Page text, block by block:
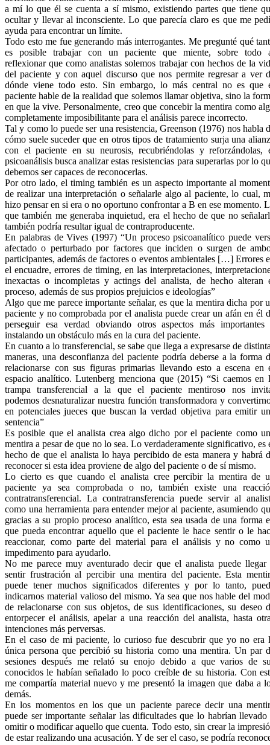
a mí lo que él se cuenta a sí mismo, existiendo partes que tiene
ocultar y llevar al inconsciente. Lo que parecía claro es que me
ayuda para encontrar un límite.
Todo esto me fue generando más interrogantes. Me pregunté qué
es posible trabajar con un paciente que miente, sobre todo
reflexionar que como analistas solemos trabajar con hechos de la
del paciente y con aquel discurso que nos permite regresar a ver
dónde viene todo esto. Sin embargo, lo más central no es que
paciente hable de la realidad que solemos llamar objetiva, sino la
en que la vive. Personalmente, creo que concebir la mentira como
completamente imposibilitante para el análisis parece incorrecto.
Tal y como lo puede ser una resistencia, Greenson (1976) nos habla
cómo suele suceder que en otros tipos de tratamiento surja una
con el paciente en su neurosis, recubriéndolas y reforzándolas,
psicoanálisis busca analizar estas resistencias para superarlas por lo
debemos ser capaces de reconocerlas.
Por otro lado, el timing también es un aspecto importante al
de realizar una interpretación o señalarle algo al paciente, lo cual,
hizo pensar en si era o no oportuno confrontar a B en ese momento.
que también me generaba inquietud, era el hecho de que no
también podría resultar igual de contraproducente.
En palabras de Vives (1997) “Un proceso psicoanalítico puede
afectado o perturbado por factores que inciden o surgen de
participantes, además de factores o eventos ambientales […] Errores
el encuadre, errores de timing, en las interpretaciones,
inexactas o incompletas y actings del analista, de hecho alteran
proceso, además de sus propios prejuicios e ideologías”
Algo que me parece importante señalar, es que la mentira dicha por
paciente y no comprobada por el analista puede crear un afán en él
perseguir esa verdad obviando otros aspectos más importantes
instalando un obstáculo más en la cura del paciente.
En cuanto a lo transferencial, se sabe que llega a expresarse de
maneras, una desconfianza del paciente podría deberse a la forma
relacionarse con sus figuras primarias llevando esto a escena en
espacio analítico. Lutenberg menciona que (2015) “Si caemos en
trampa transferencial a la que el paciente mentiroso nos
podemos desnaturalizar nuestra función transformadora y
en potenciales jueces que buscan la verdad objetiva para emitir
sentencia”
Es posible que el analista crea algo dicho por el paciente como
mentira a pesar de que no lo sea. Lo verdaderamente significativo, es
hecho de que el analista lo haya percibido de esta manera y habrá
reconocer si esta idea proviene de algo del paciente o de sí mismo.
Lo cierto es que cuando el analista cree percibir la mentira de
paciente ya sea comprobada o no, también existe una
contratransferencial. La contratransferencia puede servir al
como una herramienta para entender mejor al paciente, asumiendo
gracias a su propio proceso analítico, esta sea usada de una forma
que pueda encontrar aquello que el paciente le hace sentir o le
reaccionar, como parte del material para el análisis y no como
impedimento para ayudarlo.
No me parece muy aventurado decir que el analista puede llegar
sentir frustración al percibir una mentira del paciente. Esta
puede tener muchos significados diferentes y por lo tanto,
indicarnos material valioso del mismo. Ya sea que nos hable del
de relacionarse con sus objetos, de sus identificaciones, su deseo
entorpecer el análisis, apelar a una reacción del analista, hasta
intenciones más perversas.
En el caso de mi paciente, lo curioso fue descubrir que yo no era
única persona que percibió su historia como una mentira. Un par
sesiones después me relató su enojo debido a que varios de
conocidos le habían señalado lo poco creíble de su historia. Con
me compartía material nuevo y me presentó la imagen que daba a
demás.
En los momentos en los que un paciente parece decir una
puede ser importante señalar las dificultades que lo habrían llevado
omitir o modificar aquello que cuenta. Todo esto, sin crear la
de estar realizando una acusación. Y de ser el caso, se podría